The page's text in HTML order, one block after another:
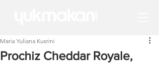
Prochiz Cheddar Royale,
Maria Yuliana Kusrini